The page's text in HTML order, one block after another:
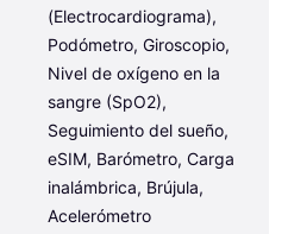
(Electrocardiograma),
Podómetro, Giroscopio,
Nivel de oxígeno en la
sangre (SpO2),
Seguimiento del sueño,
eSIM, Barómetro, Carga
inalámbrica, Brújula,
Acelerómetro